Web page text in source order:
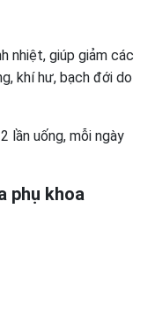
nhiệt, giúp giảm các
khí hư, bạch đới do
lần uống, mỗi ngày
phụ khoa